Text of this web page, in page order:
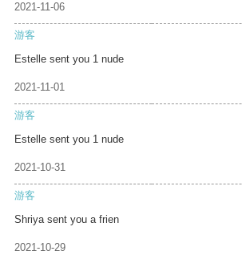
2021-11-06
游客
Estelle sent you 1 nude
2021-11-01
游客
Estelle sent you 1 nude
2021-10-31
游客
Shriya sent you a frien
2021-10-29